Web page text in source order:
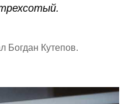
Богдан Кутепов.